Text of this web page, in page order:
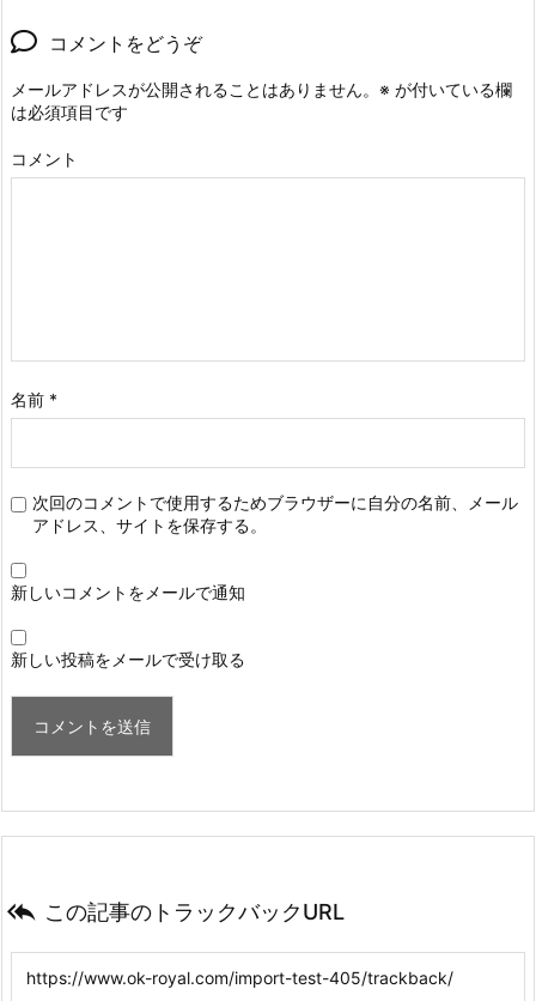
コメントをどうぞ
メールアドレスが公開されることはありません。 ※ が付いている欄
は必須項目です
コメント
名前 *
次回のコメントで使用するためブラウザーに自分の名前、メール
アドレス、サイトを保存する。
新しいコメントをメールで通知
新しい投稿をメールで受け取る
 この記事のトラックバックURL